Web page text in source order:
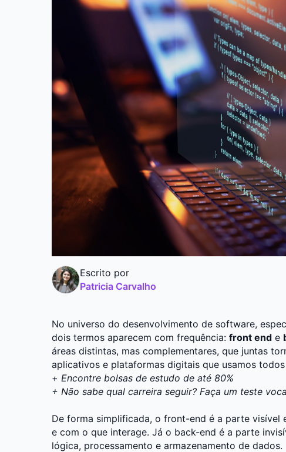
Escrito por
Patricia Carvalho
No universo do desenvolvimento de software,
dois termos aparecem com frequência: front end e
áreas distintas, mas complementares, que juntas
aplicativos e plataformas digitais que usamos
+ Encontre bolsas de estudo de até 80%
+ Não sabe qual carreira seguir? Faça um teste
De forma simplificada, o front-end é a parte
e com o que interage. Já o back-end é a parte
lógica, processamento e armazenamento de dados.